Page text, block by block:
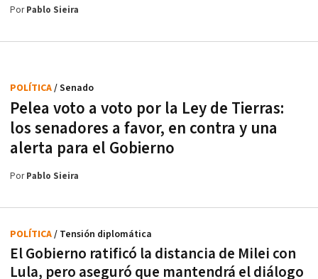
PorPablo Sieira
Pelea voto a voto por la Ley de Tierras:
los senadores a favor, en contra y una
alerta para el Gobierno
POLÍTICA/ Senado
PorPablo Sieira
El Gobierno ratificó la distancia de Milei con
Lula, pero aseguró que mantendrá el diálogo
POLÍTICA/ Tensión diplomática